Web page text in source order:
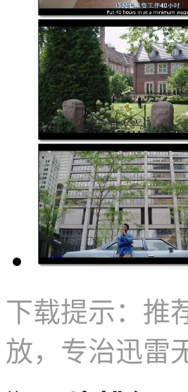
下载提示：推
放，专治迅雷